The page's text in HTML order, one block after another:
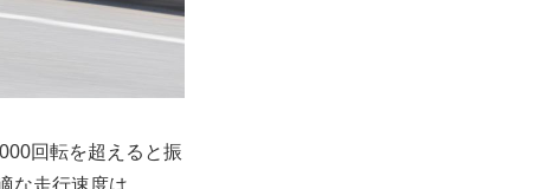
回転を超えると振